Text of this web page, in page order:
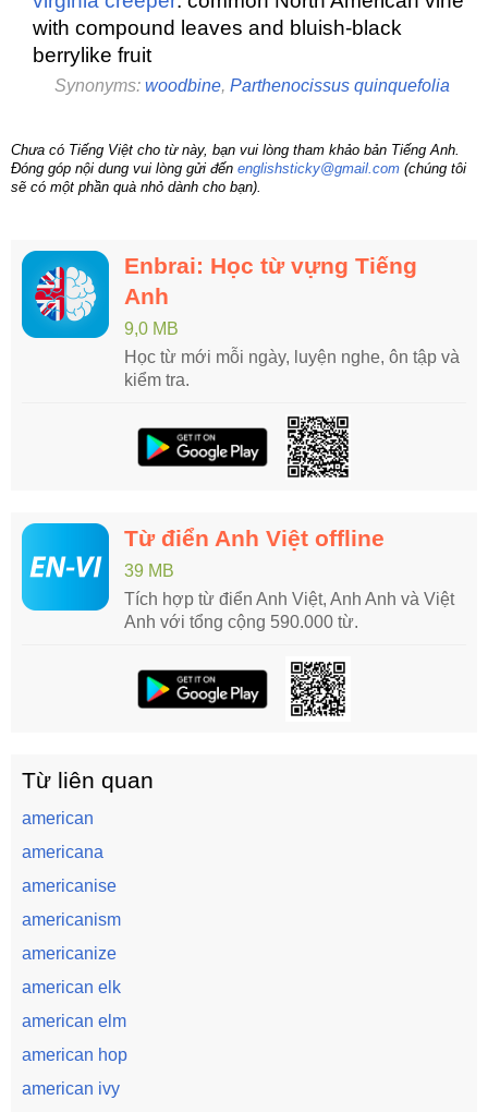
with compound leaves and bluish-black
berrylike fruit
Synonyms: woodbine, Parthenocissus quinquefolia
Chưa có Tiếng Việt cho từ này, bạn vui lòng tham khảo bản Tiếng Anh.
Đóng góp nội dung vui lòng gửi đến englishsticky@gmail.com (chúng tôi
sẽ có một phần quà nhỏ dành cho bạn).
Enbrai: Học từ vựng Tiếng
Anh
9,0 MB
Học từ mới mỗi ngày, luyện nghe, ôn tập và
kiểm tra.
Từ điển Anh Việt offline
39 MB
Tích hợp từ điển Anh Việt, Anh Anh và Việt
Anh với tổng cộng 590.000 từ.
Từ liên quan
american
americana
americanise
americanism
americanize
american elk
american elm
american hop
american ivy